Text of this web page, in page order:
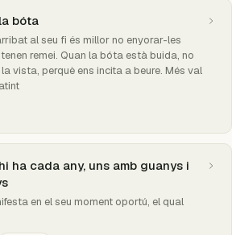
bóta
al seu fi és millor no enyorar-les
remei. Quan la bóta està buida, no
vista, perquè ens incita a beure. Més val
ha cada any, uns amb guanys i
en el seu moment oportú, el qual